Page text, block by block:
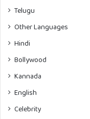
Telugu
Other Languages
Hindi
Bollywood
Kannada
English
Celebrity